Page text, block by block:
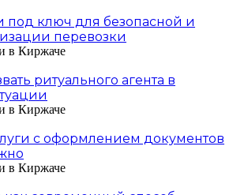
под ключ для безопасной и
перевозки
в Киржаче
ритуального агента в
в Киржаче
с оформлением документов
в Киржаче